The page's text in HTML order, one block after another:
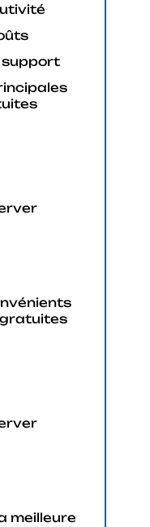
support
gratuites
meilleure